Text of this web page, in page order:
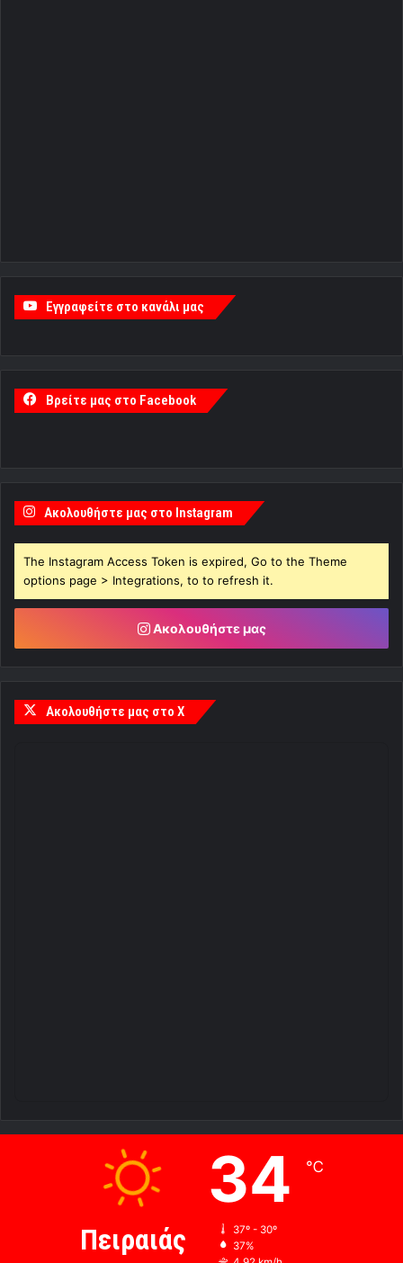
Εγγραφείτε στο κανάλι μας
Βρείτε μας στο Facebook
Ακολουθήστε μας στο Instagram
The Instagram Access Token is expired, Go to the Theme
options page > Integrations, to to refresh it.
Ακολουθήστε μας
Ακολουθήστε μας στο X
Πειραιάς
34 ℃
37º - 30º
37%